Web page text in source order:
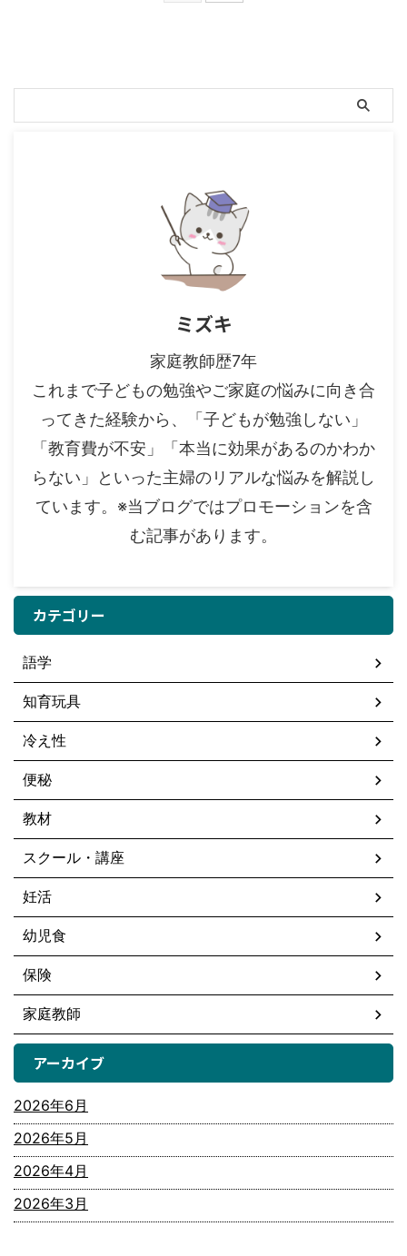
ミズキ
家庭教師歴7年
これまで子どもの勉強やご家庭の悩みに向き合
ってきた経験から、「子どもが勉強しない」
「教育費が不安」「本当に効果があるのかわか
らない」といった主婦のリアルな悩みを解説し
ています。※当ブログではプロモーションを含
む記事があります。
カテゴリー
語学
知育玩具
冷え性
便秘
教材
スクール・講座
妊活
幼児食
保険
家庭教師
アーカイブ
2026年6月
2026年5月
2026年4月
2026年3月